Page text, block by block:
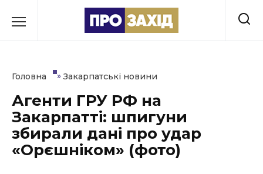
до
Культура
Освіта
Головна » Закарпатські новини
Агенти ГРУ РФ на
Закарпатті: шпигуни
збирали дані про удар
«Орєшніком» (фото)